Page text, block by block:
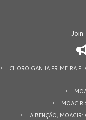
Join
CHORO GANHA PRIMEIRA
MOACIR
A BENÇÃO, MOACIR: